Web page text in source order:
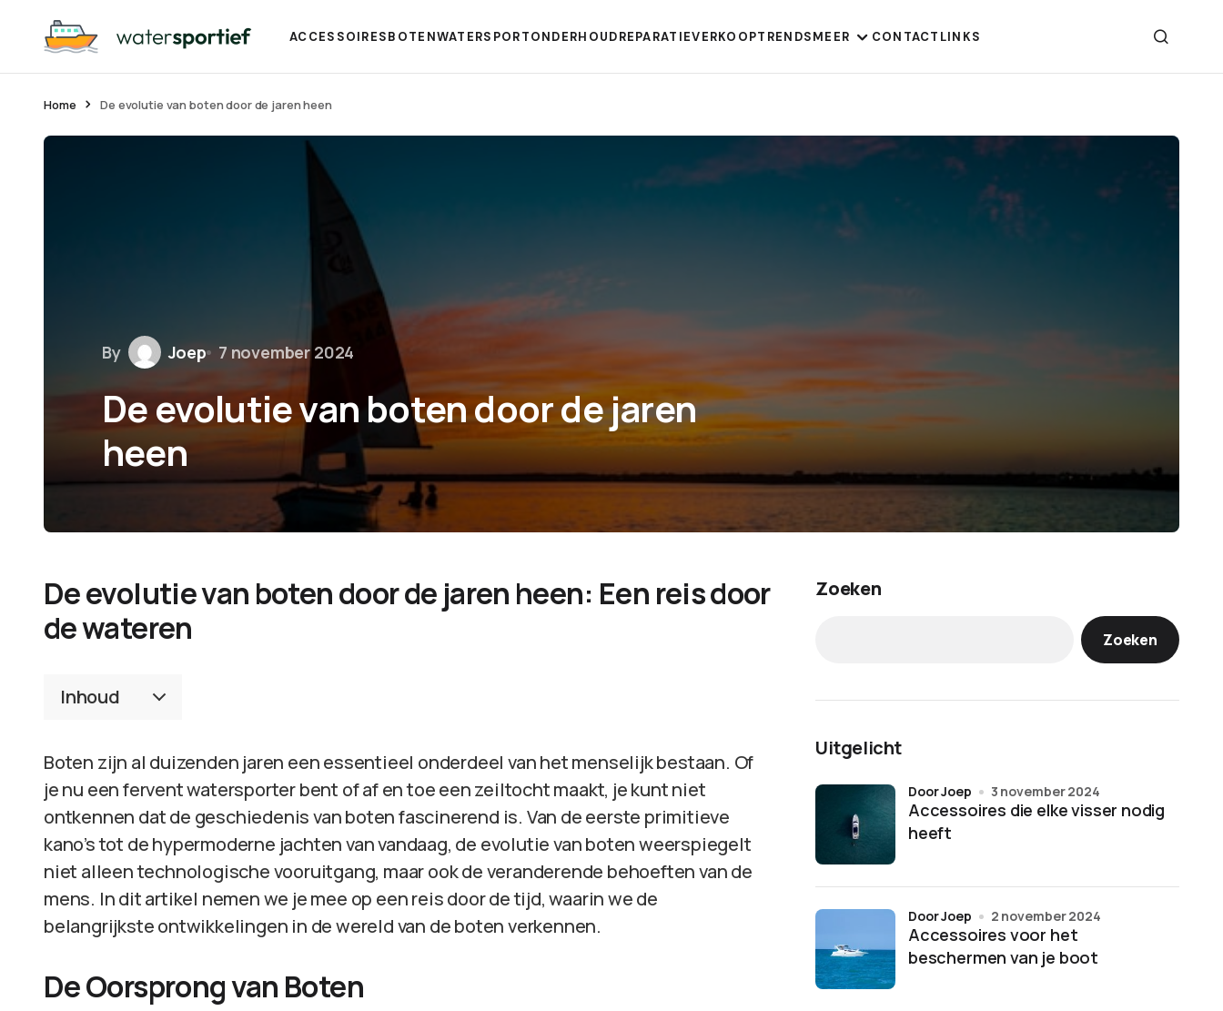
ACCESSOIRESBOTENWATERSPORTONDERHOUDREPARATIEVERKOOPTRENDSMEER CONTACT LINKS
Home De evolutie van boten door de jaren heen
By Joep 7 november 2024
De evolutie van boten door de jaren
heen
De evolutie van boten door de jaren heen: Een reis door
de wateren
Inhoud
Boten zijn al duizenden jaren een essentieel onderdeel van het menselijk bestaan. Of
je nu een fervent watersporter bent of af en toe een zeiltocht maakt, je kunt niet
ontkennen dat de geschiedenis van boten fascinerend is. Van de eerste primitieve
kano’s tot de hypermoderne jachten van vandaag, de evolutie van boten weerspiegelt
niet alleen technologische vooruitgang, maar ook de veranderende behoeften van de
mens. In dit artikel nemen we je mee op een reis door de tijd, waarin we de
belangrijkste ontwikkelingen in de wereld van de boten verkennen.
De Oorsprong van Boten
Zoeken
Zoeken
Uitgelicht
Accessoires die elke visser nodig
heeft
door Joep 3 november 2024
Accessoires voor het
beschermen van je boot
door Joep 2 november 2024